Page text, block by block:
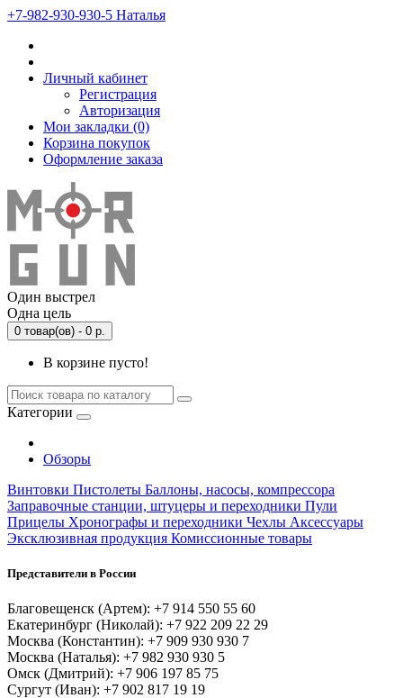
‎+7-982-930-930-5 Наталья
Личный кабинет
Регистрация
Авторизация
Мои закладки (0)
Корзина покупок
Оформление заказа
Один выстрел
Одна цель
0 товар(ов) - 0 р.
В корзине пусто!
Категории
Обзоры
Винтовки Пистолеты Баллоны, насосы, компрессора
Заправочные станции, штуцеры и переходники Пули
Прицелы Хронографы и переходники Чехлы Аксессуары
Эксклюзивная продукция Комиссионные товары
Представители в России
Благовещенск (Артем): +7 914 550 55 60
Екатеринбург (Николай): +7 922 209 22 29
Москва (Константин): +7 909 930 930 7
Москва (Наталья): +7 982 930 930 5
Омск (Дмитрий): +7 906 197 85 75
Сургут (Иван): +7 902 817 19 19